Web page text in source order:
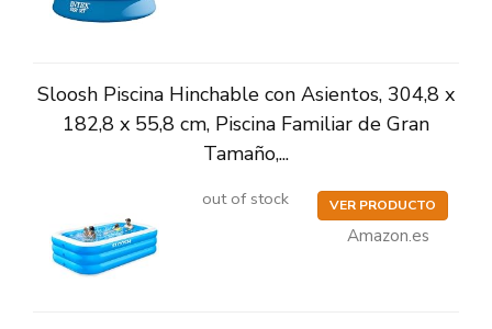
Sloosh Piscina Hinchable con Asientos, 304,8 x
182,8 x 55,8 cm, Piscina Familiar de Gran
Tamaño,...
out of stock VER PRODUCTO
Amazon.es